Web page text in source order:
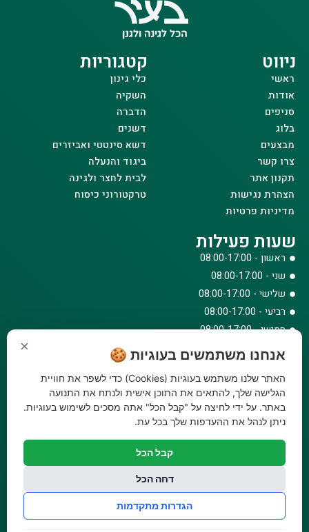
ניווט
ראשי
אודות
סניפים
בלוג
מבצעים
צרו קשר
תקנון אתר
הצהרת נגישות
מדיניות פרטיות
קטגוריות
כלי גינון
השקיה
הדברה
דשנים
דשא סינטטי ואביזרים
ביגוד והנעלה
לבית לחצר ולגינה
טרקטורוני כיסוח
שעות פעילות
ראשון - 08:00-17:00
שני - 08:00-17:00
שלישי - 08:00-17:00
רביעי - 08:00-17:00
חמישי - 08:00-17:00
שישי - 08:00-12:30
צרו קשר
073-779-6243
וואטסאפ
amirbair@amir-agricul.co.il
משלוחים:
עלות משלוח עד הבית 29.90 ₪, משלוח חינם בקניה מעל
× אנחנו משתמשים בעוגיות 🍪
האתר שלנו משתמש בעוגיות (Cookies) כדי לשפר את חוויית
הגלישה שלך, להתאים את התוכן אישית ולנתח את התנועה
באתר. על ידי לחיצה על "קבל הכל" אתה מסכים לשימוש בעוגיות.
ניתן לנהל את ההעדפות שלך בכל עת.
קבל הכל
דחה הכל
הגדרות מתקדמות